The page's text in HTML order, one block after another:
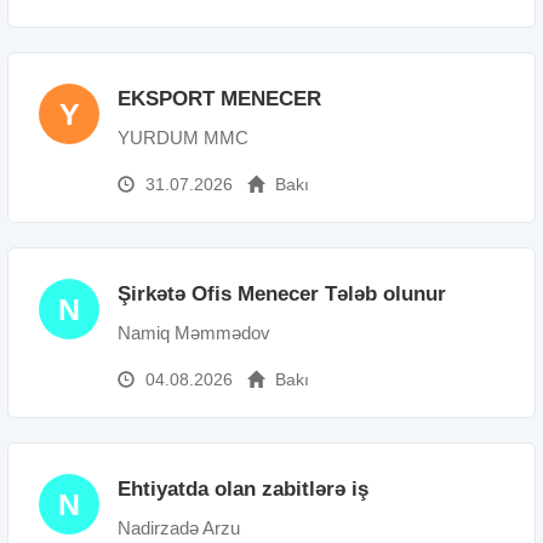
Y EKSPORT MENECER
YURDUM MMC
31.07.2026 Bakı
N Şirkətə Ofis Menecer Tələb olunur
Namiq Məmmədov
04.08.2026 Bakı
N Ehtiyatda olan zabitlərə iş
Nadirzadə Arzu